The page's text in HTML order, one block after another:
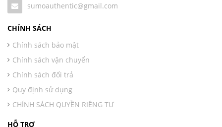
sumoauthentic@gmail.com
CHÍNH SÁCH
Chính sách bảo mật
Chính sách vận chuyển
Chính sách đổi trả
Quy định sử dụng
CHÍNH SÁCH QUYỀN RIÊNG TƯ
HỖ TRỢ